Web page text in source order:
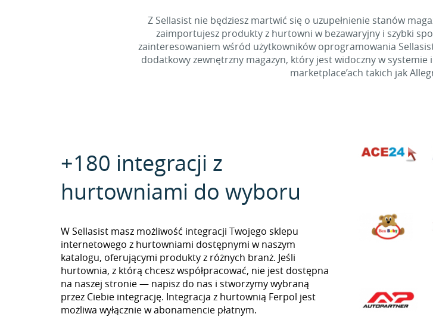
Z Sellasist nie będziesz martwić się o uzupełnienie stanów
zaimportujesz produkty z hurtowni w bezawaryjny i szybki
zainteresowaniem wśród użytkowników oprogramowania
dodatkowy zewnętrzny magazyn, który jest widoczny w
marketplace’ach takich jak
+180 integracji z
hurtowniami do wyboru
W Sellasist masz możliwość integracji Twojego sklepu
internetowego z hurtowniami dostępnymi w naszym
katalogu, oferującymi produkty z różnych branż. Jeśli
hurtownia, z którą chcesz współpracować, nie jest dostępna
na naszej stronie — napisz do nas i stworzymy wybraną
przez Ciebie integrację. Integracja z hurtownią Ferpol jest
możliwa wyłącznie w abonamencie płatnym.